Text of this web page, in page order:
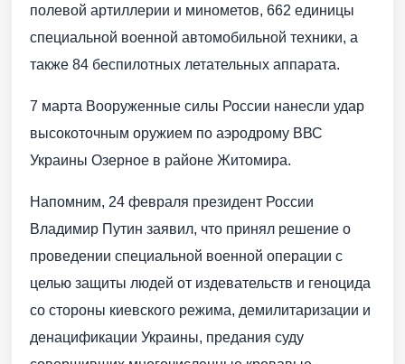
полевой артиллерии и минометов, 662 единицы
специальной военной автомобильной техники, а
также 84 беспилотных летательных аппарата.
7 марта Вооруженные силы России нанесли удар
высокоточным оружием по аэродрому ВВС
Украины Озерное в районе Житомира.
Напомним, 24 февраля президент России
Владимир Путин заявил, что принял решение о
проведении специальной военной операции с
целью защиты людей от издевательств и геноцида
со стороны киевского режима, демилитаризации и
денацификации Украины, предания суду